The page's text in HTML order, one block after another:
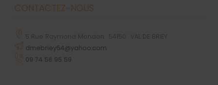
CONTACTEZ-NOUS
5 Rue Raymond Mondon 54150
VAL DE BRIEY
dmebriey54@yahoo.com
09 74 56 95 59